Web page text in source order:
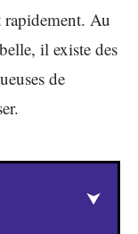
rapidement. Au
il existe des
de